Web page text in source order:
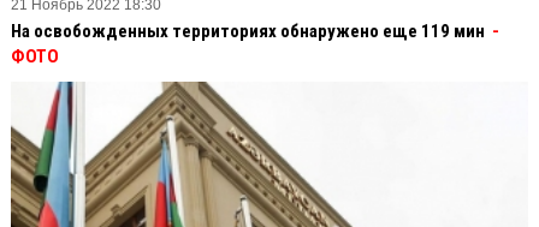
21 Ноябрь 2022 18:30
На освобожденных территориях обнаружено еще 119 мин -
ФОТО